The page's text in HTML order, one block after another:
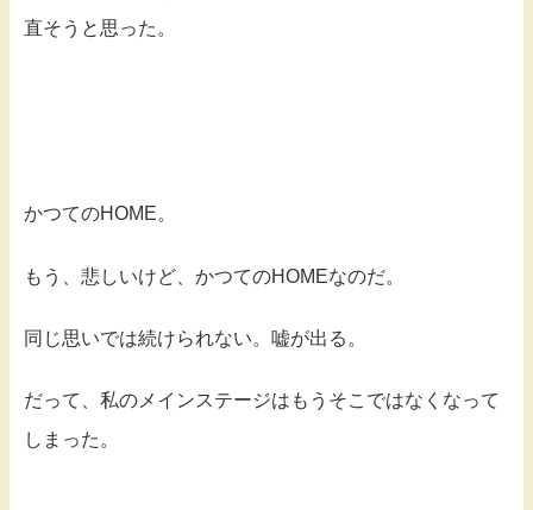
直そうと思った。
かつてのHOME。
もう、悲しいけど、かつてのHOMEなのだ。
同じ思いでは続けられない。嘘が出る。
だって、私のメインステージはもうそこではなくなって
しまった。